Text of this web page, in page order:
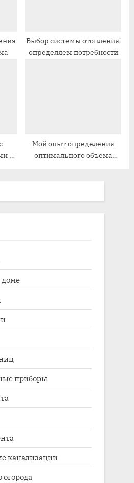
Выбор системы отопления⁚
определяем потребности
в
Мой опыт определения
оптимального объема
доме
приборы
канализации
огорода